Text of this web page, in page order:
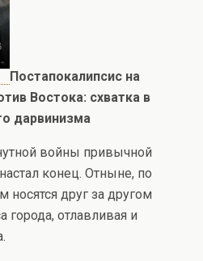
Постапокалипсис на
Востока: схватка в
дарвинизма
войны привычной
конец. Отныне, по
друг за другом
города, отлавливая и